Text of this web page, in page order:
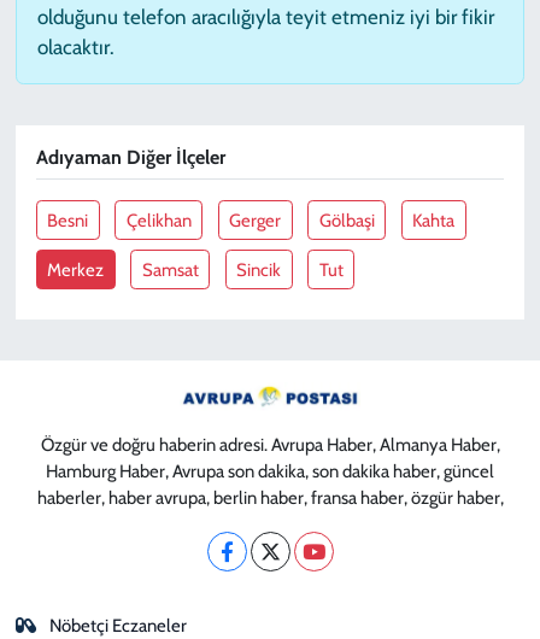
olduğunu telefon aracılığıyla teyit etmeniz iyi bir fikir
olacaktır.
Adıyaman Diğer İlçeler
Besni Çelikhan Gerger Gölbaşi Kahta
Merkez Samsat Sincik Tut
Özgür ve doğru haberin adresi. Avrupa Haber, Almanya Haber,
Hamburg Haber, Avrupa son dakika, son dakika haber, güncel
haberler, haber avrupa, berlin haber, fransa haber, özgür haber,
Nöbetçi Eczaneler